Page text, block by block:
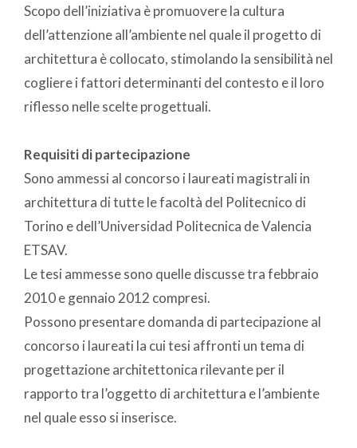
Scopo dell’iniziativa è promuovere la cultura
dell’attenzione all’ambiente nel quale il progetto di
architettura è collocato, stimolando la sensibilità nel
cogliere i fattori determinanti del contesto e il loro
riflesso nelle scelte progettuali.
Requisiti di partecipazione
Sono ammessi al concorso i laureati magistrali in
architettura di tutte le facoltà del Politecnico di
Torino e dell’Universidad Politecnica de Valencia
ETSAV.
Le tesi ammesse sono quelle discusse tra febbraio
2010 e gennaio 2012 compresi.
Possono presentare domanda di partecipazione al
concorso i laureati la cui tesi affronti un tema di
progettazione architettonica rilevante per il
rapporto tra l’oggetto di architettura e l’ambiente
nel quale esso si inserisce.